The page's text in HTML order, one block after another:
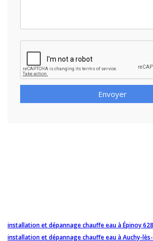
Envoyer
installation et dépannage chauffe eau à Épinoy
installation et dépannage chauffe eau à Auchy-